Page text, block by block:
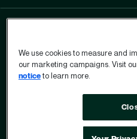
FORMULAIRE DE DONNÉES
We use cookies to measure and
our marketing campaigns. Visit
noticeto learn more.